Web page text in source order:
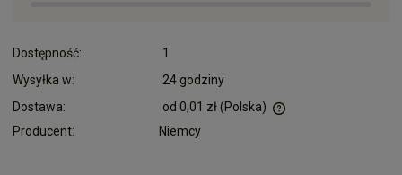
Dostępność:
1
Wysyłka w:
24 godziny
Dostawa:
od 0,01 zł(Polska)
Producent: Niemcy